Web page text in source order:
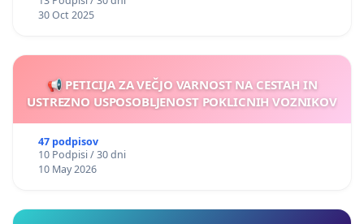
Gorazd Korošec
Ivo Kerže
Tadej Rifel
Jure Vuga
30 Oct 2025
📢 PETICIJA ZA VEČJO VARNOST NA CESTAH IN
USTREZNO USPOSOBLJENOST POKLICNIH VOZNIKOV
47 podpisov
10 Podpisi / 30 dni
10 May 2026